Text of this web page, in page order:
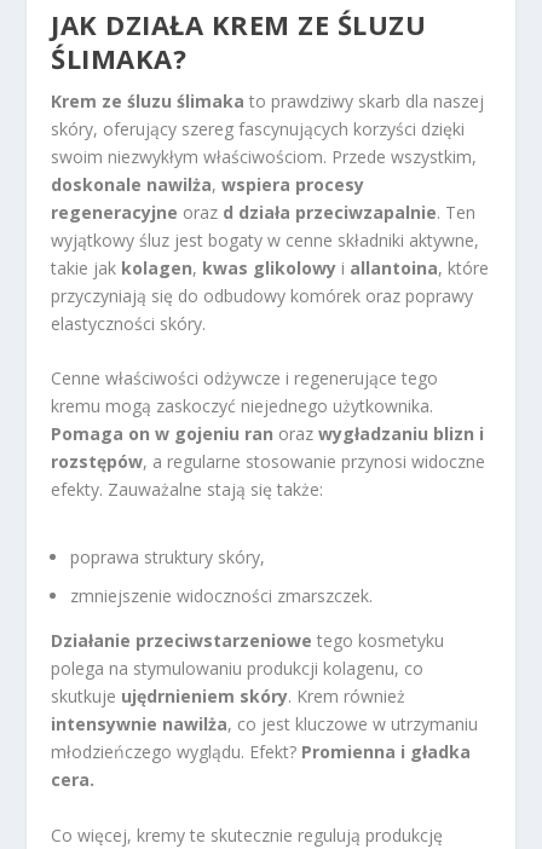
JAK DZIAŁA KREM ZE ŚLUZU
ŚLIMAKA?
Krem ze śluzu ślimaka to prawdziwy skarb dla naszej
skóry, oferujący szereg fascynujących korzyści dzięki
swoim niezwykłym właściwościom. Przede wszystkim,
doskonale nawilża,wspiera procesy
regeneracyjne oraz d działa przeciwzapalnie. Ten
wyjątkowy śluz jest bogaty w cenne składniki aktywne,
takie jak kolagen, kwas glikolowy i allantoina, które
przyczyniają się do odbudowy komórek oraz poprawy
elastyczności skóry.
Cenne właściwości odżywcze i regenerujące tego
kremu mogą zaskoczyć niejednego użytkownika.
Pomaga on w gojeniu ran orazwygładzaniu blizn i
rozstępów, a regularne stosowanie przynosi widoczne
efekty. Zauważalne stają się także:
poprawa struktury skóry,
zmniejszenie widoczności zmarszczek.
Działanie przeciwstarzeniowe tego kosmetyku
polega na stymulowaniu produkcji kolagenu, co
skutkuje ujędrnieniem skóry. Krem również
intensywnie nawilża, co jest kluczowe w utrzymaniu
młodzieńczego wyglądu. Efekt? Promienna i gładka
cera.
Co więcej, kremy te skutecznie regulują produkcję